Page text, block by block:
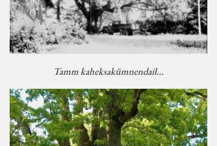
Tamm kaheksakümnendail...